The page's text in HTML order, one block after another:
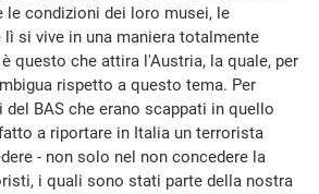
le condizioni dei loro musei, le
si vive in una maniera totalmente
questo che attira l'Austria, la quale, per
rispetto a questo tema. Per
BAS che erano scappati in quello
a riportare in Italia un terrorista
- non solo nel non concedere la
i quali sono stati parte della nostra